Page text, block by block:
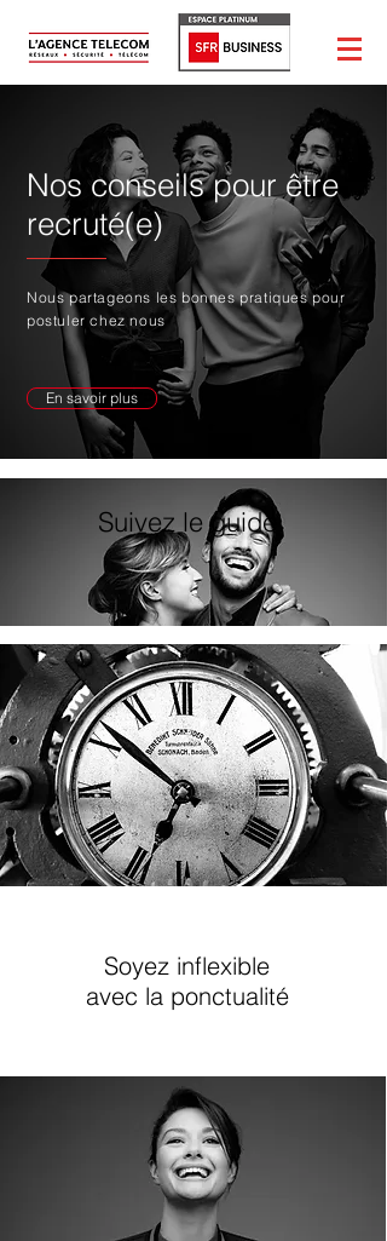
Nos conseils pour être
recruté(e)
Nous partageons les bonnes pratiques pour
postuler chez nous
En savoir plus
Suivez le guide
Soyez inflexible
avec la ponctualité